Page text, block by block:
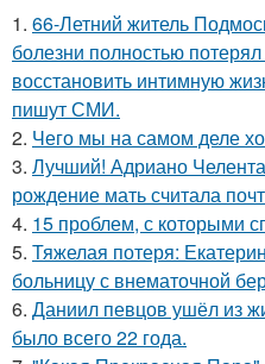
1. 66-Летний житель
болезни полностью
восстановить интимную
пишут СМИ.
2. Чего мы на самом деле
3. Лучший! Адриано
рождение мать считала
4. 15 проблем, с которыми
5. Тяжелая потеря:
больницу с внематочной
6. Даниил певцов ушёл из
было всего 22 года.